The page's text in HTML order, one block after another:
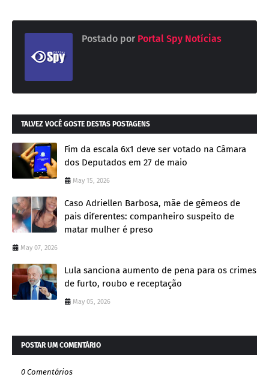
Postado por Portal Spy Notícias
TALVEZ VOCÊ GOSTE DESTAS POSTAGENS
Fim da escala 6x1 deve ser votado na Câmara
dos Deputados em 27 de maio
May 15, 2026
Caso Adriellen Barbosa, mãe de gêmeos de
pais diferentes: companheiro suspeito de
matar mulher é preso
May 07, 2026
Lula sanciona aumento de pena para os crimes
de furto, roubo e receptação
May 05, 2026
POSTAR UM COMENTÁRIO
0 Comentários